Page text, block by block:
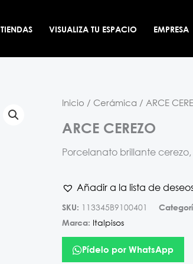
TIENDAS VISUALIZA TU ESPACIO EMPRESA
Inicio / Cerámica / ARCE
ARCE CEREZO
Porcelanato brillante
Añadir a la lista de
SKU: 113345B9100401
Marca: Italpisos
Pídelo por WhatsApp